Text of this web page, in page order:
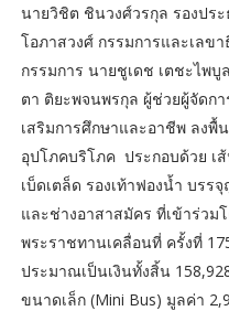
นายวิชิต ชินวงศ์วรกุล รองปร
โอภาสวงศ์ กรรมการและเลข
กรรมการ นายชูเดช เตชะไพ
ตา ติยะพจนพรกุล ผู้ช่วยผู้จัดก
เสริมการศึกษาและอาชีพ ลงพื้
อุปโภคบริโภค ประกอบด้วย
เบ็ดเตล็ด รองเท้าฟองน้ำ บรร
และช่างอาสาสมัคร ที่เข้าร่วม
พระราชทานเคลื่อนที่ ครั้งที่
ประมาณเป็นเงินทั้งสิ้น
ขนาดเล็ก (Mini Bus) มูลค่า